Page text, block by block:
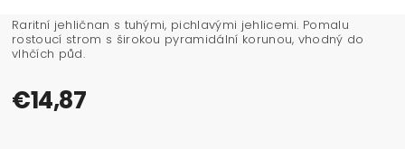
Raritní jehličnan s tuhými, pichlavými jehlicemi. Pomalu
rostoucí strom s širokou pyramidální korunou, vhodný do
vlhčích půd.
€14,87